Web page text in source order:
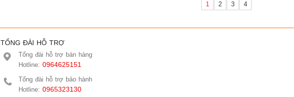
1 2 3 4
TỔNG ĐÀI HỖ TRỢ
Tổng đài hỗ trợ bán hàng
Hotline:0964625151
Tổng đài hỗ trợ bảo hành
Hotline:0965323130